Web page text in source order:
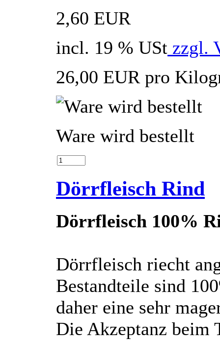
2,60 EUR
incl. 19 % USt zzgl.
26,00 EUR pro
Ware wird bestellt
Dörrfleisch Rind
Dörrfleisch 100%
Dörrfleisch riecht
Bestandteile sind
daher eine sehr
Die Akzeptanz beim